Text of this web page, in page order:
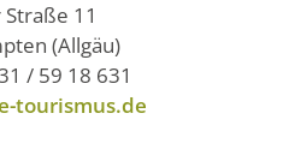
11
(Allgäu)
/ 59 18 631
tourismus.de